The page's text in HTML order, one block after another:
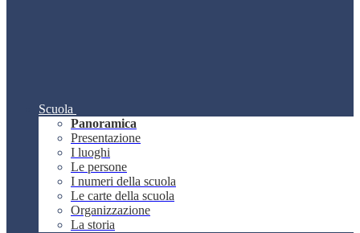
Scuola
Panoramica
Presentazione
I luoghi
Le persone
I numeri della scuola
Le carte della scuola
Organizzazione
La storia